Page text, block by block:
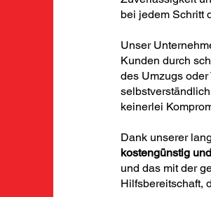
bei jedem Schritt
Unser
Kunden durch
des Umzugs
keinerlei
Dank unserer
kostengünstig
und das mit der
Hilfsbereitschaft,